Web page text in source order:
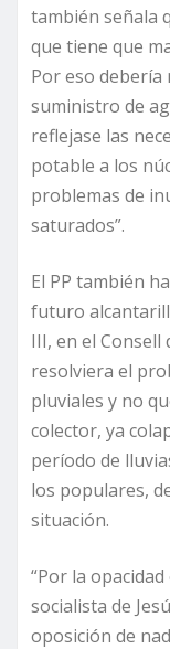
también señala
que tiene que
Por eso
suministro de
reflejase las
potable a los
problemas de
saturados”.
El PP también
futuro
III, en el Consell
resolviera el
pluviales y no
colector, ya
período de
los populares,
situación.
“Por la
socialista de
oposición de